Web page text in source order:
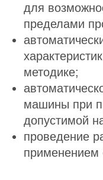
для
пределами
методике;
машины при
допустимой
проведение
применением